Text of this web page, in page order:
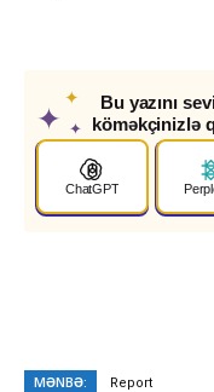
✦
✦
✦
Bu yazını
köməkçinizlə
ChatGPT
MƏNBƏ: Report